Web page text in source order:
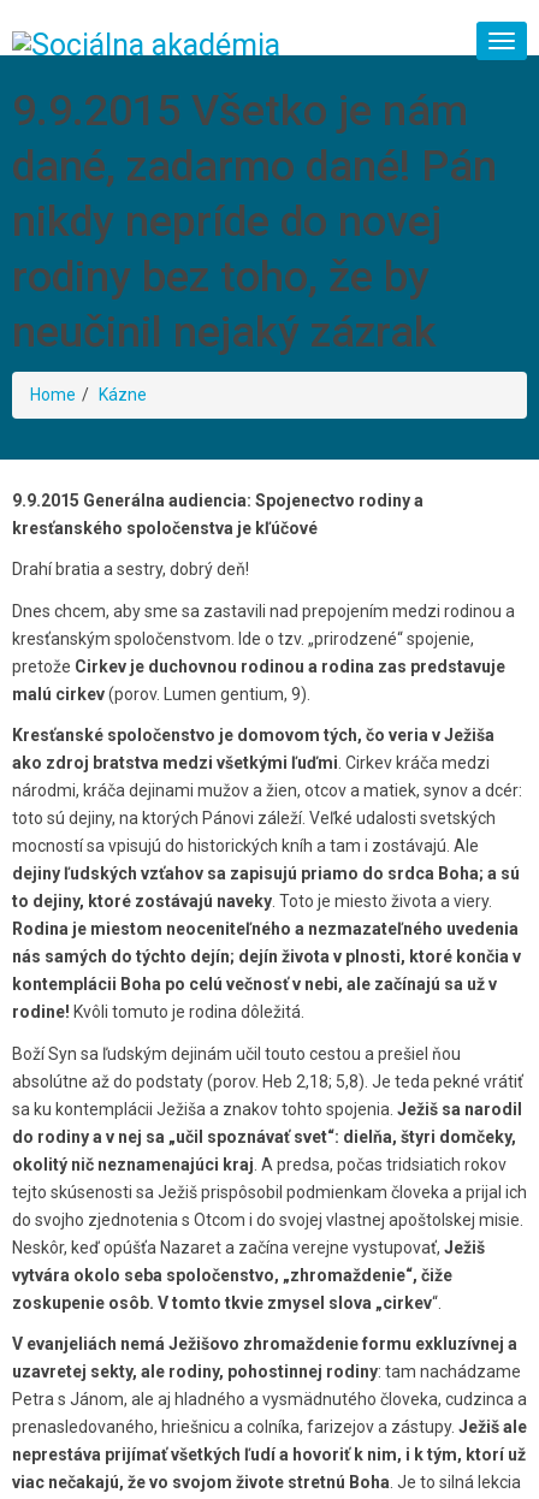
9.9.2015 Všetko je nám
dané, zadarmo dané! Pán
nikdy nepríde do novej
rodiny bez toho, že by
neučinil nejaký zázrak
Home Kázne
9.9.2015 Generálna audiencia: Spojenectvo rodiny a
kresťanského spoločenstva je kľúčové
Drahí bratia a sestry, dobrý deň!
Dnes chcem, aby sme sa zastavili nad prepojením medzi rodinou a
kresťanským spoločenstvom. Ide o tzv. „prirodzené“ spojenie,
pretože Cirkev je duchovnou rodinou a rodina zas predstavuje
malú cirkev(porov. Lumen gentium, 9).
Kresťanské spoločenstvo je domovom tých, čo veria v Ježiša
ako zdroj bratstva medzi všetkými ľuďmi . Cirkev kráča medzi
národmi, kráča dejinami mužov a žien, otcov a matiek, synov a dcér:
toto sú dejiny, na ktorých Pánovi záleží. Veľké udalosti svetských
mocností sa vpisujú do historických kníh a tam i zostávajú. Ale
dejiny ľudských vzťahov sa zapisujú priamo do srdca Boha; a sú
to dejiny, ktoré zostávajú naveky . Toto je miesto života a viery.
Rodina je miestom neoceniteľného a nezmazateľného uvedenia
nás samých do týchto dejín; dejín života v plnosti, ktoré končia v
kontemplácii Boha po celú večnosť v nebi, ale začínajú sa už v
rodine! Kvôli tomuto je rodina dôležitá.
Boží Syn sa ľudským dejinám učil touto cestou a prešiel ňou
absolútne až do podstaty (porov. Heb 2,18; 5,8). Je teda pekné vrátiť
sa ku kontemplácii Ježiša a znakov tohto spojenia. Ježiš sa narodil
do rodiny a v nej sa „učil spoznávať svet“: dielňa, štyri domčeky,
okolitý nič neznamenajúci kraj . A predsa, počas tridsiatich rokov
tejto skúsenosti sa Ježiš prispôsobil podmienkam človeka a prijal ich
do svojho zjednotenia s Otcom i do svojej vlastnej apoštolskej misie.
Neskôr, keď opúšťa Nazaret a začína verejne vystupovať, Ježiš
vytvára okolo seba spoločenstvo, „zhromaždenie“, čiže
zoskupenie osôb. V tomto tkvie zmysel slova „cirkev“.
V evanjeliách nemá Ježišovo zhromaždenie formu exkluzívnej a
uzavretej sekty, ale rodiny, pohostinnej rodiny: tam nachádzame
Petra s Jánom, ale aj hladného a vysmädnutého človeka, cudzinca a
prenasledovaného, hriešnicu a colníka, farizejov a zástupy. Ježiš ale
neprestáva prijímať všetkých ľudí a hovoriť k nim, i k tým, ktorí už
viac nečakajú, že vo svojom živote stretnú Boha . Je to silná lekcia